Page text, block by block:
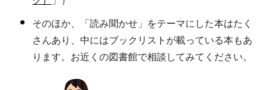
そのほか、「読み聞かせ」をテーマにした本はたく
さんあり、中にはブックリストが載っている本もあ
ります。お近くの図書館で相談してみてください。